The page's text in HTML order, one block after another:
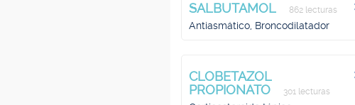
SALBUTAMOL 862 lecturas
Antiasmático, Broncodilatador
CLOBETAZOL
PROPIONATO
301 lecturas